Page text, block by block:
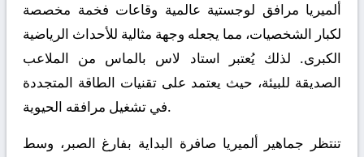
ألميريا مرافق لوجستية عالمية وقاعات فخمة مخصصة
لكبار الشخصيات، مما يجعله وجهة مثالية للأحداث الرياضية
الكبرى. لذلك يُعتبر استاد لاس بالماس من الملاعب
الصديقة للبيئة، حيث يعتمد على تقنيات الطاقة المتجددة
في تشغيل مرافقه الحيوية.
تنتظر جماهير ألميريا صافرة البداية بفارغ الصبر، وسط